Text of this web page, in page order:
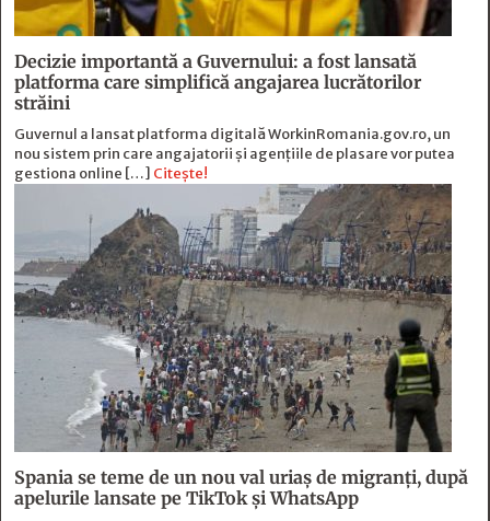
Decizie importantă a Guvernului: a fost lansată
platforma care simplifică angajarea lucrătorilor
străini
Guvernul a lansat platforma digitală WorkinRomania.gov.ro, un
nou sistem prin care angajatorii și agențiile de plasare vor putea
gestiona online […] Citește!
Spania se teme de un nou val uriaș de migranți, după
apelurile lansate pe TikTok și WhatsApp